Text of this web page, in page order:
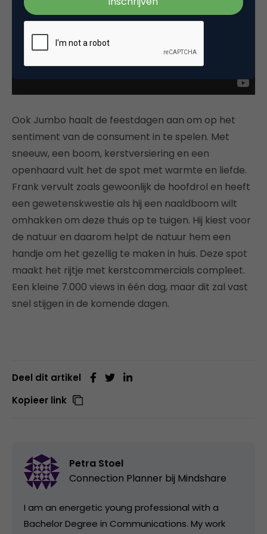
Ook Jumbo haalt de feestdagen aan om op het
sentiment van de consument in te spelen. Met
sneeuw, een boom, kerstversiering en een
openhaard vult het de spot met warmte en liefde.
Frank vervult zoals gewoonlijk de hoofdrol en heeft
een gewetenskwestie als hij een naaldboom wilt
omhakken om deze thuis op te tuigen. Hij kiest voor
de natuur en daarom helpt de natuur hem een
handje om het gezellig te maken in huis. Deze spot
maakt het rijtje met kerstcommercials compleet.
Een kleine 7.000 views in één dag, maar dit zal vast
snel stijgen in de komende dagen.
Deel dit artikel
Kopieer link
Petra Stoel
Connection Planner bij Mindshare
I am an energetic young professional with a
Bachelor Degree in Communications. My work